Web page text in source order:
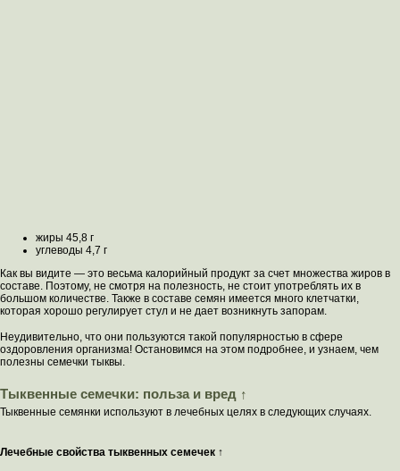
жиры 45,8 г
углеводы 4,7 г
Как вы видите — это весьма калорийный продукт за счет множества жиров в
составе. Поэтому, не смотря на полезность, не стоит употреблять их в
большом количестве. Также в составе семян имеется много клетчатки,
которая хорошо регулирует стул и не дает возникнуть запорам.
Неудивительно, что они пользуются такой популярностью в сфере
оздоровления организма! Остановимся на этом подробнее, и узнаем, чем
полезны семечки тыквы.
Тыквенные семечки: польза и вред ↑
Тыквенные семянки используют в лечебных целях в следующих случаях.
Лечебные свойства тыквенных семечек ↑